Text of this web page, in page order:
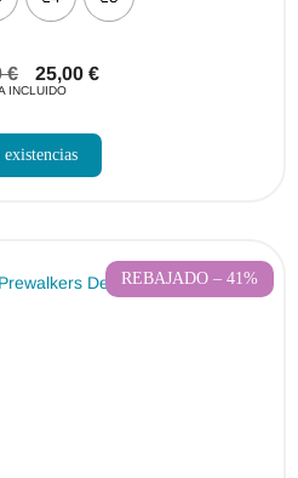
€ 25,00 €
INCLUIDO
existencias
REBAJADO – 41%